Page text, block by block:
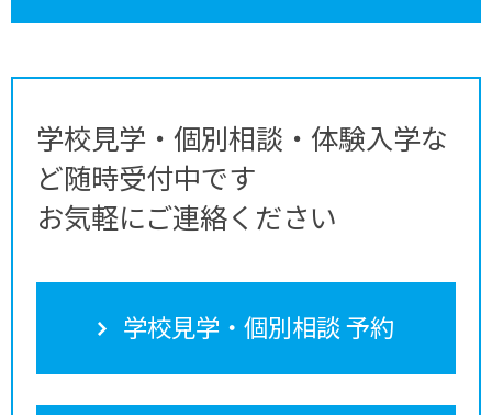
学校見学・個別相談・体験入学な
ど随時受付中です
お気軽にご連絡ください
学校見学・個別相談 予約